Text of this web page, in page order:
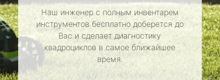
Наш инженер с полным инвентарем
инструментов бесплатно доберется до
Вас и сделает диагностику
квадроциклов в самое ближайшее
время.